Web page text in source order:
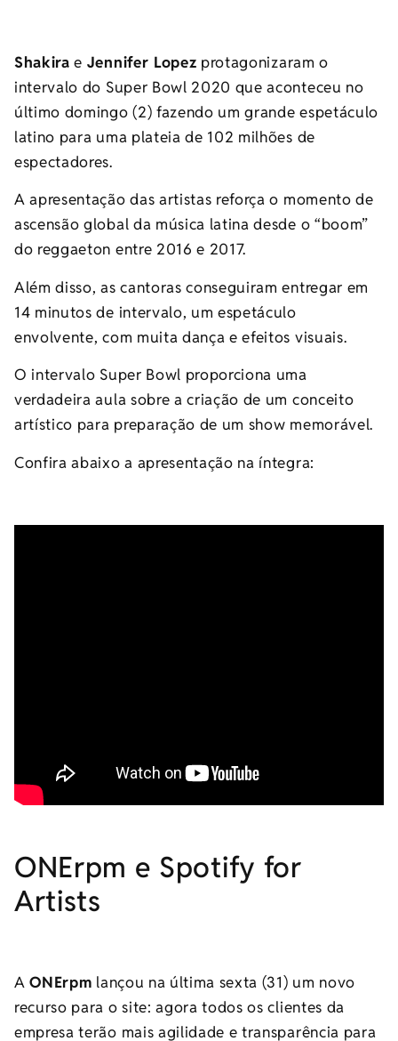
Shakira e Jennifer Lopez protagonizaram o
intervalo do Super Bowl 2020 que aconteceu no
último domingo (2) fazendo um grande espetáculo
latino para uma plateia de 102 milhões de
espectadores.
A apresentação das artistas reforça o momento de
ascensão global da música latina desde o “boom”
do reggaeton entre 2016 e 2017.
Além disso, as cantoras conseguiram entregar em
14 minutos de intervalo, um espetáculo
envolvente, com muita dança e efeitos visuais.
O intervalo Super Bowl proporciona uma
verdadeira aula sobre a criação de um conceito
artístico para preparação de um show memorável.
Confira abaixo a apresentação na íntegra:
ONErpm e Spotify for
Artists
AONErpm lançou na última sexta (31) um novo
recurso para o site: agora todos os clientes da
empresa terão mais agilidade e transparência para